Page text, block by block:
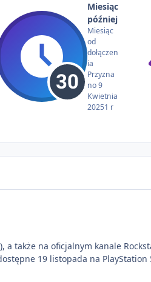
Miesiąc
później
Miesiąc
od
dołączen
ia
Przyzna
no9
Kwietnia
20251 r
także na oficjalnym kanale